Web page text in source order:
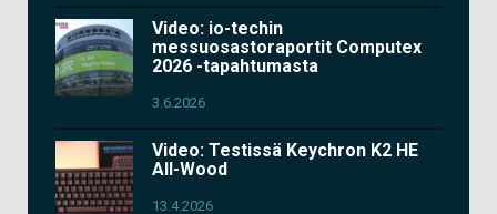
Video: io-techin
messuosastoraportit Computex
2026 -tapahtumasta
3.6.2026
Video: Testissä Keychron K2 HE
All-Wood
13.4.2026